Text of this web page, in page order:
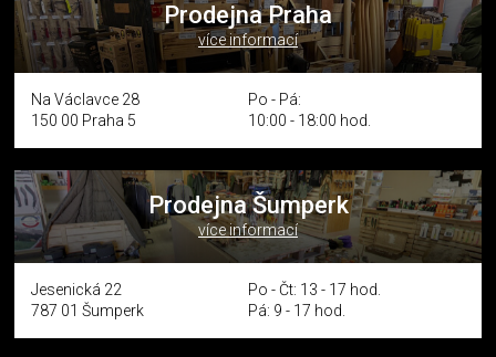
Prodejna Praha
více informací
Na Václavce 28
150 00 Praha 5
Po - Pá:
10:00 - 18:00 hod.
Prodejna Šumperk
více informací
Jesenická 22
787 01 Šumperk
Po - Čt: 13 - 17 hod.
Pá: 9 - 17 hod.